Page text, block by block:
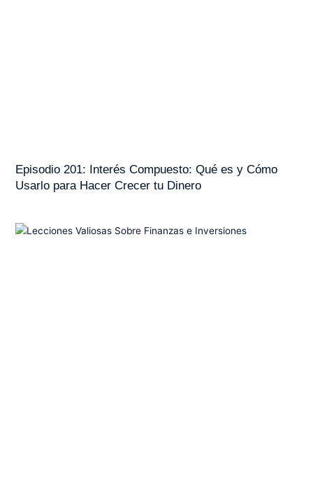
Episodio 201: Interés Compuesto: Qué es y Cómo
Usarlo para Hacer Crecer tu Dinero